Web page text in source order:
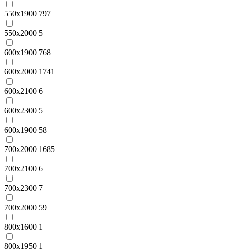
550x1900 797
550x2000 5
600x1900 768
600x2000 1741
600x2100 6
600x2300 5
600х1900 58
700x2000 1685
700x2100 6
700x2300 7
700х2000 59
800x1600 1
800x1950 1